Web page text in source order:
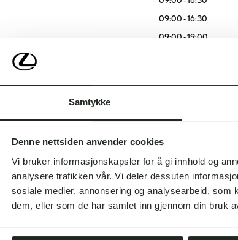
Samtykke
Denne nettsiden anvender cookies
Vi bruker informasjonskapsler for å gi innhold og
analysere trafikken vår. Vi deler dessuten
sosiale medier, annonsering og analysearbeid,
dem, eller som de har samlet inn gjennom din bruk
09:00 - 16:30
09:00 - 19:00